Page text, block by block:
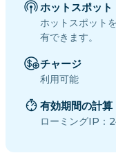
ホットスポット
ホットスポット
有できます。
チャージ
利用可能
有効期間の計算
ローミングIP：